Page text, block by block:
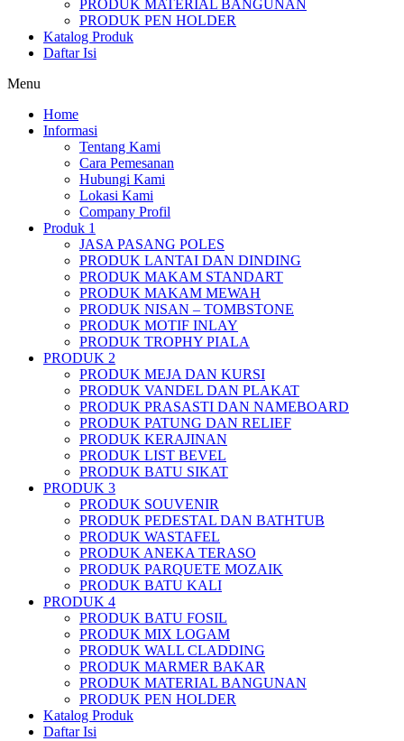
PRODUK MATERIAL BANGUNAN
PRODUK PEN HOLDER
Katalog Produk
Daftar Isi
Menu
Home
Informasi
Tentang Kami
Cara Pemesanan
Hubungi Kami
Lokasi Kami
Company Profil
Produk 1
JASA PASANG POLES
PRODUK LANTAI DAN DINDING
PRODUK MAKAM STANDART
PRODUK MAKAM MEWAH
PRODUK NISAN – TOMBSTONE
PRODUK MOTIF INLAY
PRODUK TROPHY PIALA
PRODUK 2
PRODUK MEJA DAN KURSI
PRODUK VANDEL DAN PLAKAT
PRODUK PRASASTI DAN NAMEBOARD
PRODUK PATUNG DAN RELIEF
PRODUK KERAJINAN
PRODUK LIST BEVEL
PRODUK BATU SIKAT
PRODUK 3
PRODUK SOUVENIR
PRODUK PEDESTAL DAN BATHTUB
PRODUK WASTAFEL
PRODUK ANEKA TERASO
PRODUK PARQUETE MOZAIK
PRODUK BATU KALI
PRODUK 4
PRODUK BATU FOSIL
PRODUK MIX LOGAM
PRODUK WALL CLADDING
PRODUK MARMER BAKAR
PRODUK MATERIAL BANGUNAN
PRODUK PEN HOLDER
Katalog Produk
Daftar Isi